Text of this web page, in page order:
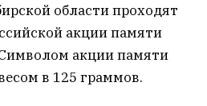
области проходят
акции памяти
акции памяти
в 125 граммов.